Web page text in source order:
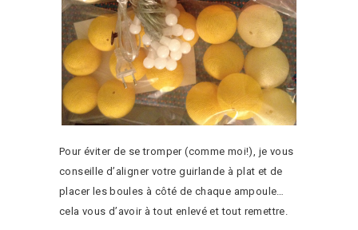
Pour éviter de se tromper (comme moi!), je vous
conseille d’aligner votre guirlande à plat et de
placer les boules à côté de chaque ampoule…
cela vous d’avoir à tout enlevé et tout remettre.